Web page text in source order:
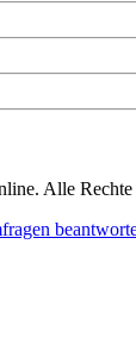
Alle Rechte